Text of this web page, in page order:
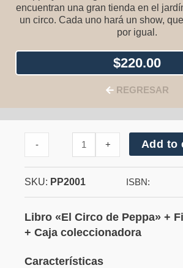
encuentran una gran tienda en el
un circo. Cada uno hará un show,
por igual.
$220.00
REGRESAR
Peppa
Pig
+
- + Add to
SKU: PP2001 ISBN:
Libro «El Circo de Peppa» +
+ Caja coleccionadora
Características